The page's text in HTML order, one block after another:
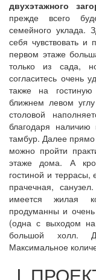
двухэтажного
прежде всего
семейного уклада.
себя чувствовать
первом этаже
только из сада,
согласитесь очень
также на
ближнем левом
столовой
благодаря
тамбур. Далее
можно пройти
этаже дома. А
гостиной и
прачечная,
имеется жилая
продуманны и
(одна с выходом
большой холл.
Максимальное